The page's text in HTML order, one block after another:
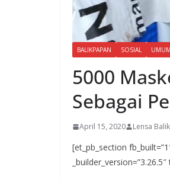
BALIKPAPAN SOSIAL UMUM
5000
Sebagai
April 15, 2020 Lensa
[et_pb_section